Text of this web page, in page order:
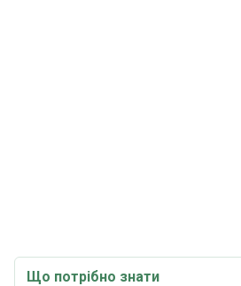
Що потрібно знати